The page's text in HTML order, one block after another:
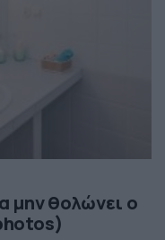
μην θολώνει ο